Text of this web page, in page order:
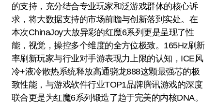
的支持，充分结合专业玩家和泛游戏群体的核心诉
求，将大数据支持的市场前瞻与创新落到实处。在
本次ChinaJoy大放异彩的红魔6系列更是呈现了性
能，视觉，操控多个维度的全方位极致。165Hz刷新
率刷新玩家与行业对手游表现力上限的认知，ICE风
冷+液冷散热系统释放高通骁龙888这颗最强芯的极
致性能，与游戏软件行业TOP1品牌腾讯游戏的深度
联合更是为红魔6系列锻造了趋于完美的内核DNA。